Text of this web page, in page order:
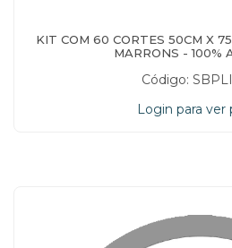
KIT COM 60 CORTES 50CM X
MARRONS - 100%
Código:
Login para ver